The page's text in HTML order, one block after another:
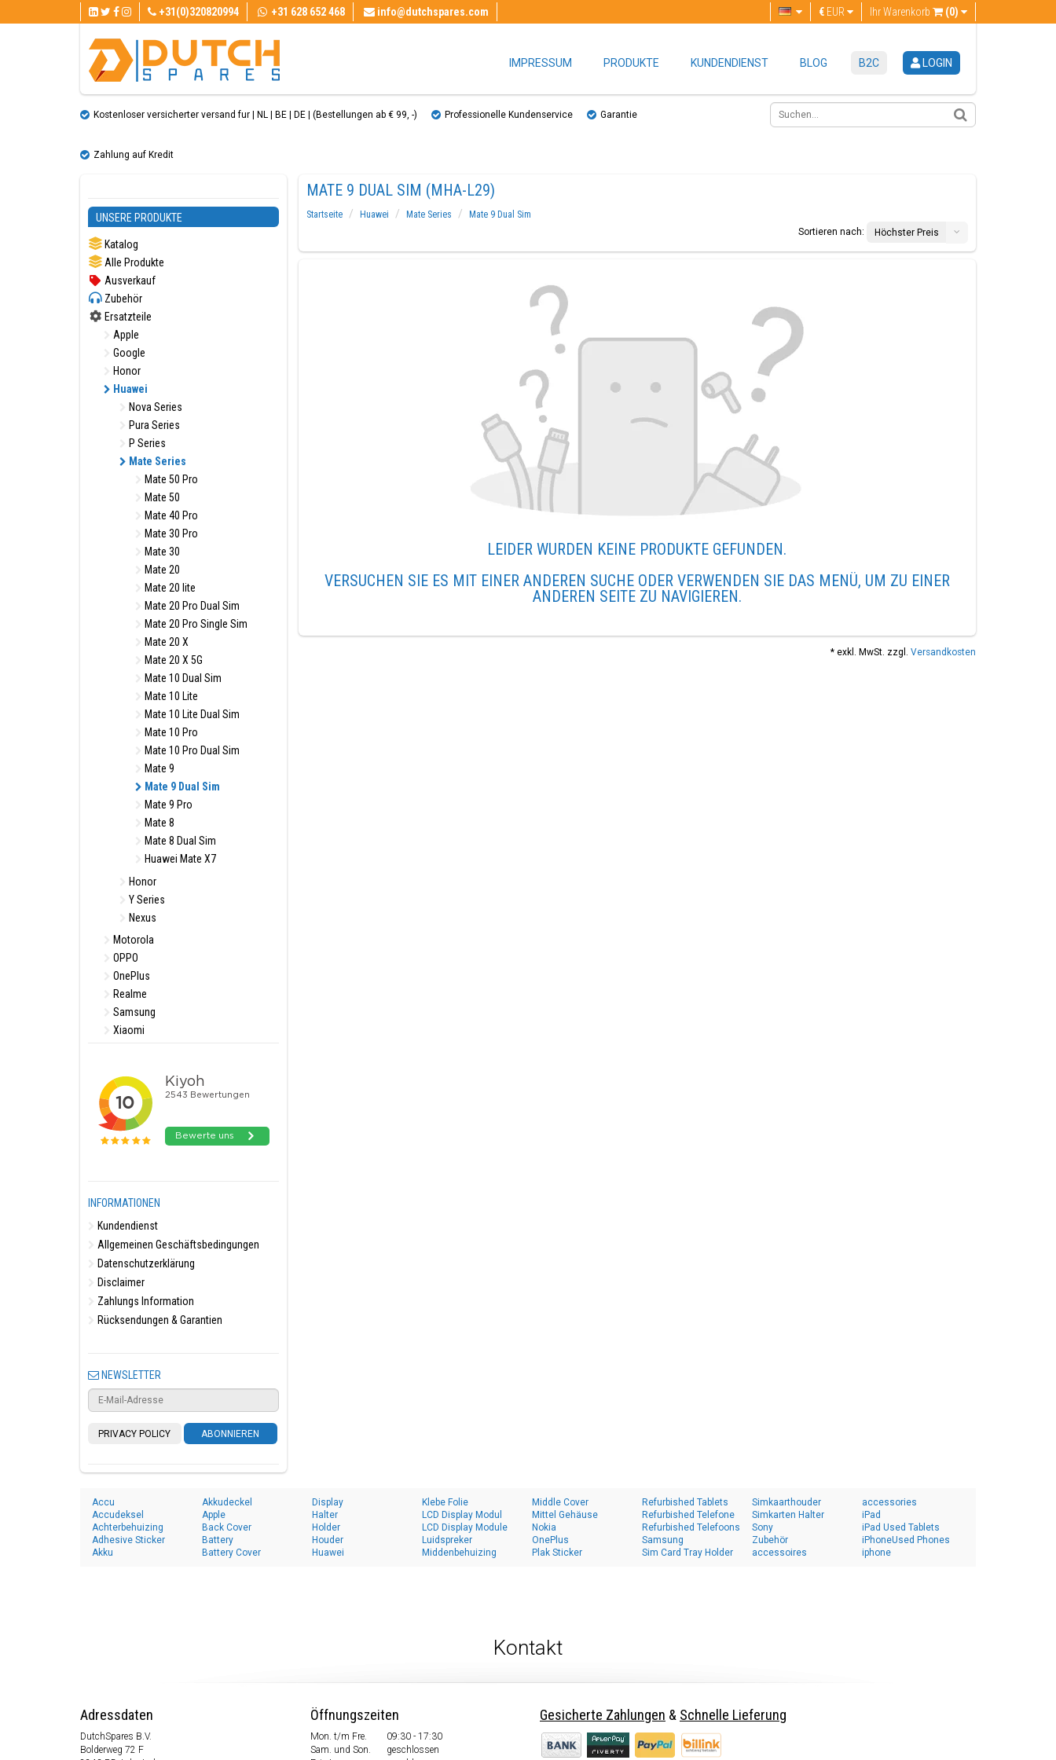
+31(0)320820994 +31 628 652 468 info@dutchspares.com Ihr Warenkorb (0)
€ EUR
IMPRESSUM PRODUKTE KUNDENDIENST BLOG B2C LOGIN
Kostenloser versicherter versand fur | NL | BE | DE | (Bestellungen ab € 99, ​​-) Professionelle Kundenservice Garantie
Zahlung auf Kredit
UNSERE PRODUKTE
Katalog
Alle Produkte
Ausverkauf
Zubehör
Ersatzteile
Apple
Google
Honor
Huawei
Nova Series
Pura Series
P Series
Mate Series
Mate 50 Pro
Mate 50
Mate 40 Pro
Mate 30 Pro
Mate 30
Mate 20
Mate 20 lite
Mate 20 Pro Dual Sim
Mate 20 Pro Single Sim
Mate 20 X
Mate 20 X 5G
Mate 10 Dual Sim
Mate 10 Lite
Mate 10 Lite Dual Sim
Mate 10 Pro
Mate 10 Pro Dual Sim
Mate 9
Mate 9 Dual Sim
Mate 9 Pro
Mate 8
Mate 8 Dual Sim
Huawei Mate X7
Honor
Y Series
Nexus
Motorola
OPPO
OnePlus
Realme
Samsung
Xiaomi
INFORMATIONEN
Kundendienst
Allgemeinen Geschäftsbedingungen
Datenschutzerklärung
Disclaimer
Zahlungs Information
Rücksendungen & Garantien
NEWSLETTER
PRIVACY POLICY ABONNIEREN
MATE 9 DUAL SIM (MHA-L29)
Startseite Huawei Mate Series
Mate 9 Dual Sim
Sortieren nach:
Höchster Preis
LEIDER WURDEN KEINE PRODUKTE GEFUNDEN.
VERSUCHEN SIE ES MIT EINER ANDEREN SUCHE ODER VERWENDEN SIE DAS MENÜ, UM ZU EINER
ANDEREN SEITE ZU NAVIGIEREN.
* exkl. MwSt. zzgl. Versandkosten
Accu
Accudeksel
Achterbehuizing
Adhesive Sticker
Akku
Akkudeckel
Apple
Back Cover
Battery
Battery Cover
Display
Halter
Holder
Houder
Huawei
Klebe Folie
LCD Display Modul
LCD Display Module
Luidspreker
Middenbehuizing
Middle Cover
Mittel Gehäuse
Nokia
OnePlus
Plak Sticker
Refurbished Tablets
Refurbished Telefone
Refurbished Telefoons
Samsung
Sim Card Tray Holder
Simkaarthouder
Simkarten Halter
Sony
Zubehör
accessoires
accessories
iPad
iPad Used Tablets
iPhoneUsed Phones
iphone
Kontakt
Adressdaten
DutchSpares B.V.
Bolderweg 72 F
Öffnungszeiten
Mon. t/m Fre.
09:30 - 17:30
Sam. und Son.
geschlossen
Gesicherte Zahlungen & Schnelle Lieferung